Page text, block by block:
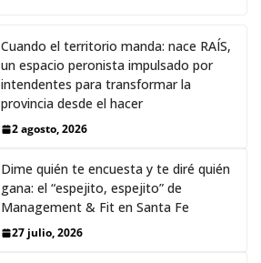
Cuando el territorio manda: nace RAÍS,
un espacio peronista impulsado por
intendentes para transformar la
provincia desde el hacer
2 agosto, 2026
Dime quién te encuesta y te diré quién
gana: el “espejito, espejito” de
Management & Fit en Santa Fe
27 julio, 2026